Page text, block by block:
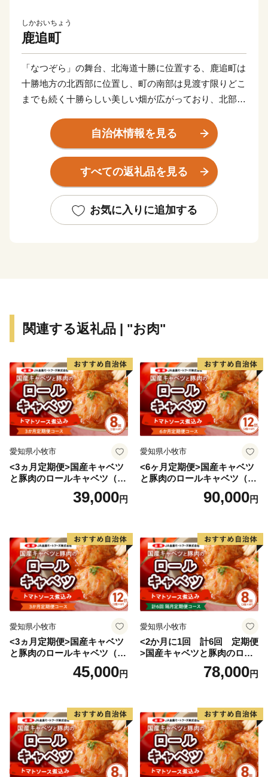
しかおいちょう
鹿追町
「なつぞら」の舞台、北海道十勝に位置する、鹿追町は
十勝地方の北西部に位置し、町の南部は見渡す限りどこ
までも続く十勝らしい美しい畑が広がっており、北部に
を有し、その中に北海道で一番高い標高の湖「然別湖
（しかりべつこ）」がある自然豊かな町です。
農業と観光を主な産業としており、農業生産の半分以上
などを国内最大級の「バイオガスプラント」で処理し、
発生したバイオマスエネルギーを利用した循環型農業を
勝記念美術館をはじめとする文化施設も充実しており、
っており、「然別湖」では冬の間のみ凍結した湖上に作
られた村「しかりべつ湖コタン」が開かれ、雪と氷の真
っ白な世界で十勝の冬を楽しむことができます。秋に獲
れたばかりの新そばが味わえる「鹿追そばまつり」や、
アイヌ文化を間近で体験できる「白蛇姫まつり」なども
また教育にも力を入れており、幼・小・中・高一貫した
える英語力と国際的なコミニュケーション能力を全員に
問題に対する知識と理念と行動力を身につけた生徒を育
てる地球学などを学ぶことによって国際社会に貢献する
人材の育成を目指す独自の教育を行っています。
自治体情報を見る
すべての返礼品を見る
お気に入りに追加する
関連する返礼品 | "お肉"
愛知県小牧市
<3ヵ月定期便>国産キャベツ
と豚肉のロールキャベツ（4P
39,000円
愛知県小牧市
<6ヶ月定期便>国産キャベツ
と豚肉のロールキャベツ（6P
90,000円
愛知県小牧市
<3ヵ月定期便>国産キャベツ
と豚肉のロールキャベツ（6P
45,000円
愛知県小牧市
<2か月に1回 計6回 定期便
>国産キャベツと豚肉のロー
ルキャベツ（4P入り）
78,000円